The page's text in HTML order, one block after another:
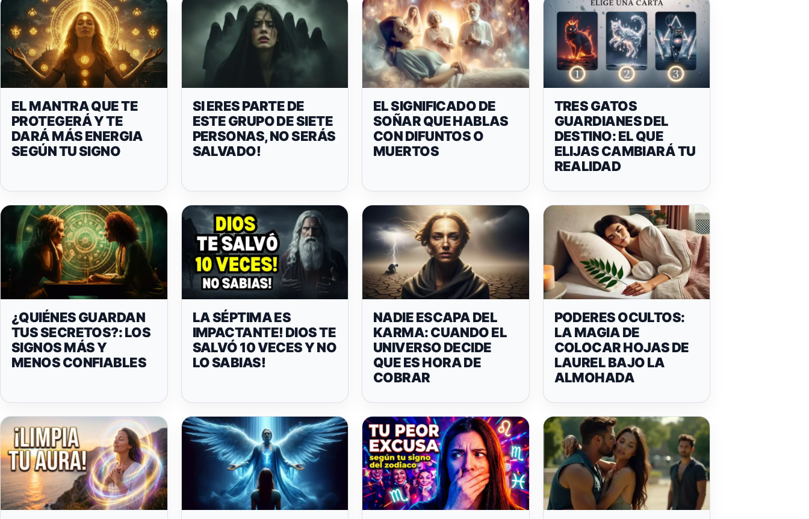
EL MANTRA QUE TE
PROTEGERÁ Y TE
DARÁ MÁS ENERGIA
SEGÚN TU SIGNO
SI ERES PARTE DE
ESTE GRUPO DE SIETE
PERSONAS, NO SERÁS
SALVADO!
EL SIGNIFICADO DE
SOÑAR QUE HABLAS
CON DIFUNTOS O
MUERTOS
TRES GATOS
GUARDIANES DEL
DESTINO: EL QUE
ELIJAS CAMBIARÁ TU
REALIDAD
¿QUIÉNES GUARDAN
TUS SECRETOS?: LOS
SIGNOS MÁS Y
MENOS CONFIABLES
LA SÉPTIMA ES
IMPACTANTE! DIOS TE
SALVÓ 10 VECES Y NO
LO SABIAS!
NADIE ESCAPA DEL
KARMA: CUANDO EL
UNIVERSO DECIDE
QUE ES HORA DE
COBRAR
PODERES OCULTOS:
LA MAGIA DE
COLOCAR HOJAS DE
LAUREL BAJO LA
ALMOHADA